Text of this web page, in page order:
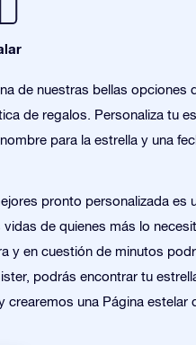
de nuestras bellas opciones
de regalos. Personaliza tu
para la estrella y una
pronto personalizada es
de quienes más lo
y en cuestión de minutos
podrás encontrar tu
crearemos una Página estelar